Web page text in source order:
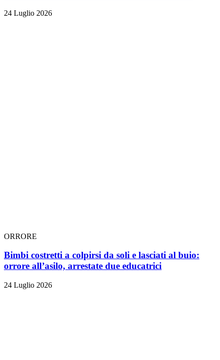
24 Luglio 2026
ORRORE
Bimbi costretti a colpirsi da soli e lasciati al buio:
orrore all’asilo, arrestate due educatrici
24 Luglio 2026